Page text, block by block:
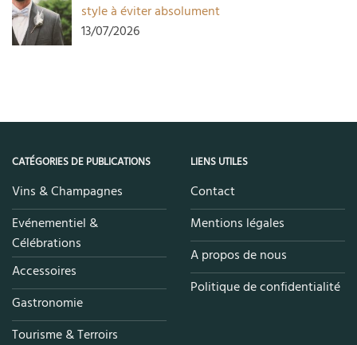
style à éviter absolument
13/07/2026
CATÉGORIES DE PUBLICATIONS
Vins & Champagnes
Evénementiel &
Célébrations
Accessoires
Gastronomie
Tourisme & Terroirs
LIENS UTILES
Contact
Mentions légales
A propos de nous
Politique de confidentialité